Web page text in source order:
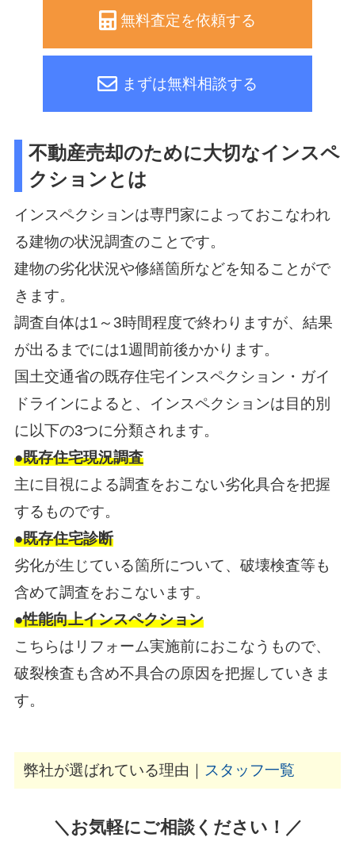
無料査定を依頼する
まずは無料相談する
不動産売却のために大切なインスペ
クションとは
インスペクションは専門家によっておこなわれ
る建物の状況調査のことです。
建物の劣化状況や修繕箇所などを知ることがで
きます。
調査自体は1～3時間程度で終わりますが、結果
が出るまでには1週間前後かかります。
国土交通省の既存住宅インスペクション・ガイ
ドラインによると、インスペクションは目的別
に以下の3つに分類されます。
●既存住宅現況調査
主に目視による調査をおこない劣化具合を把握
するものです。
●既存住宅診断
劣化が生じている箇所について、破壊検査等も
含めて調査をおこないます。
●性能向上インスペクション
こちらはリフォーム実施前におこなうもので、
破裂検査も含め不具合の原因を把握していきま
す。
弊社が選ばれている理由｜ スタッフ一覧
＼お気軽にご相談ください！／